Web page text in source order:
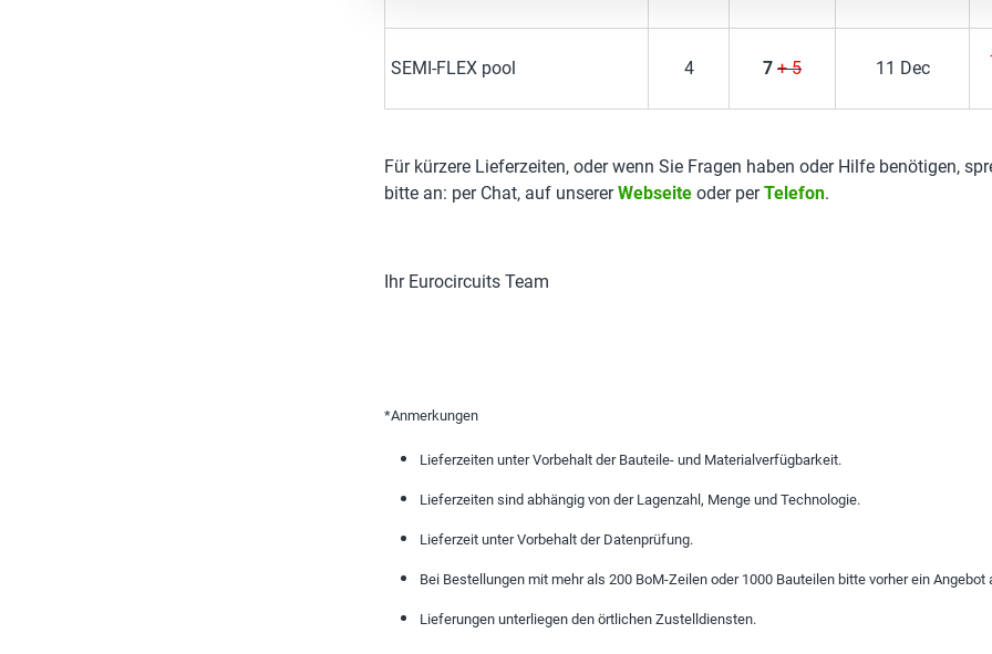
SEMI-FLEX pool 4 7 + 5 11 Dec
Für kürzere Lieferzeiten, oder wenn Sie Fragen haben oder Hilfe benötigen,
bitte an: per Chat, auf unsererWebseite oder perTelefon.
Ihr Eurocircuits Team
*Anmerkungen
Lieferzeiten unter Vorbehalt der Bauteile- und Materialverfügbarkeit.
Lieferzeiten sind abhängig von der Lagenzahl, Menge und Technologie.
Lieferzeit unter Vorbehalt der Datenprüfung.
Bei Bestellungen mit mehr als 200 BoM-Zeilen oder 1000 Bauteilen bitte vorher ein Angebot
Lieferungen unterliegen den örtlichen Zustelldiensten.